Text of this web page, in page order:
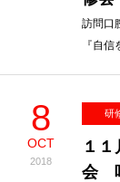
訪問
『自
8
OCT
2018
研
１
会